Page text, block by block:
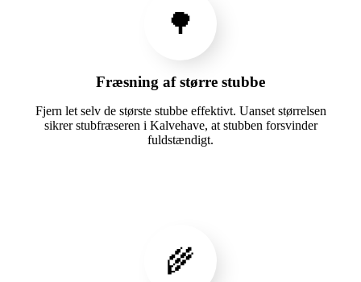
🌳
Fræsning af større stubbe
Fjern let selv de største stubbe effektivt. Uanset størrelsen
sikrer stubfræseren i Kalvehave, at stubben forsvinder
fuldstændigt.
🌾